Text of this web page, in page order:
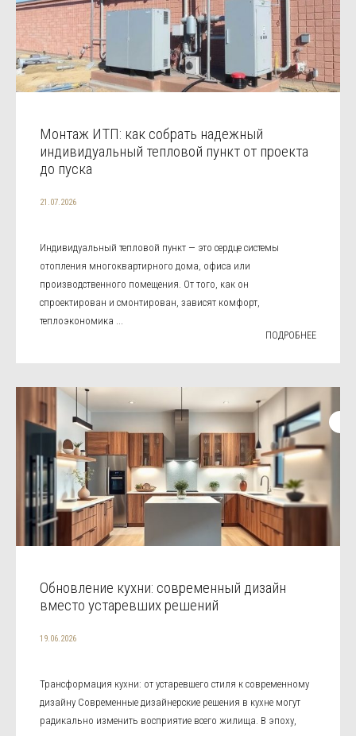
Монтаж ИТП: как собрать надежный
индивидуальный тепловой пункт от проекта
до пуска
21.07.2026
Индивидуальный тепловой пункт — это сердце системы
отопления многоквартирного дома, офиса или
производственного помещения. От того, как он
спроектирован и смонтирован, зависят комфорт,
теплоэкономика ...
ПОДРОБНЕЕ
Обновление кухни: современный дизайн
вместо устаревших решений
19.06.2026
Трансформация кухни: от устаревшего стиля к современному
дизайну Современные дизайнерские решения в кухне могут
радикально изменить восприятие всего жилища. В эпоху,